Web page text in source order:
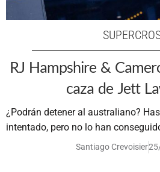
RJ Hampshire &
caza de Jett
¿Podrán detener al australiano?
intentado, pero no lo han
Santiago Crevoisier